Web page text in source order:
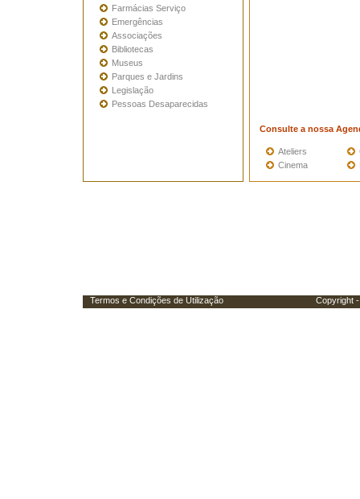
Farmácias Serviço
Emergências
Associações
Bibliotecas
Museus
Parques e Jardins
Legislação
Pessoas Desaparecidas
Consulte a nossa
Ateliers
Cinema
Termos e Condições de Utilização Copyright -